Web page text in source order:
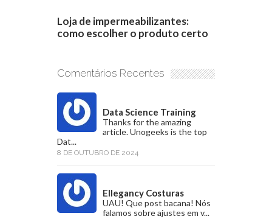
Loja de impermeabilizantes:
como escolher o produto certo
Comentários Recentes
Data Science Training
Thanks for the amazing
article. Unogeeks is the top
Dat...
8 DE OUTUBRO DE 2024
Ellegancy Costuras
UAU! Que post bacana! Nós
falamos sobre ajustes em v...